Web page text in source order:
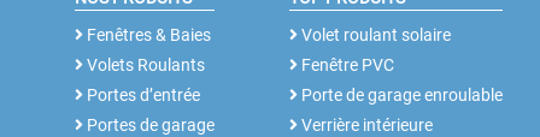
Fenêtres & Baies
Volets Roulants
Portes d’entrée
Portes de garage
Volet roulant solaire
Fenêtre PVC
Porte de garage enroulable
Verrière intérieure